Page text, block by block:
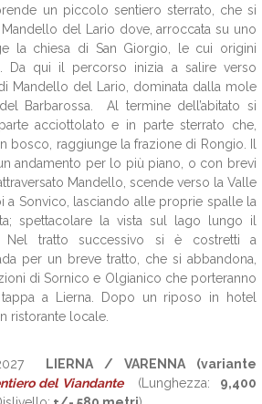
un piccolo sentiero sterrato, che si
del Lario dove, arroccata su uno
la chiesa di San Giorgio, le cui origini
Da qui il percorso inizia a salire verso
Mandello del Lario, dominata dalla mole
Barbarossa. Al termine dell’abitato si
acciottolato e in parte sterrato che,
bosco, raggiunge la frazione di Rongio. Il
andamento per lo più piano, o con brevi
Mandello, scende verso la Valle
a Sonvico, lasciando alle proprie spalle la
spettacolare la vista sul lago lungo il
Nel tratto successivo si è costretti a
per un breve tratto, che si abbandona,
di Sornico e Olgianico che porteranno
a Lierna. Dopo un riposo in hotel
ristorante locale.
LIERNA / VARENNA (variante
del Viandante (Lunghezza: 9,400